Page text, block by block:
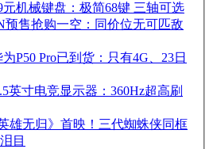
元机械键盘：极简68键 三轴可选
预售抢购一空：同价位无可匹敌
P50 Pro已到货：只有4G、23日
英寸电竞显示器：360Hz超高刷
雄无归》首映！三代蜘蛛侠同框
目